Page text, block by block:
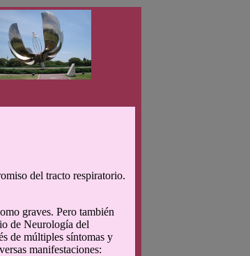
del tracto respiratorio.
graves. Pero también
de Neurología del
de múltiples síntomas y
manifestaciones: